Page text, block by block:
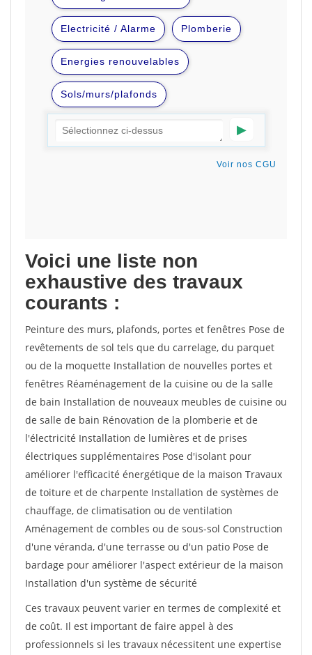
Voici une liste non
exhaustive des travaux
courants :
Peinture des murs, plafonds, portes et fenêtres Pose de
revêtements de sol tels que du carrelage, du parquet
ou de la moquette Installation de nouvelles portes et
fenêtres Réaménagement de la cuisine ou de la salle
de bain Installation de nouveaux meubles de cuisine ou
de salle de bain Rénovation de la plomberie et de
l'électricité Installation de lumières et de prises
électriques supplémentaires Pose d'isolant pour
améliorer l'efficacité énergétique de la maison Travaux
de toiture et de charpente Installation de systèmes de
chauffage, de climatisation ou de ventilation
Aménagement de combles ou de sous-sol Construction
d'une véranda, d'une terrasse ou d'un patio Pose de
bardage pour améliorer l'aspect extérieur de la maison
Installation d'un système de sécurité
Ces travaux peuvent varier en termes de complexité et
de coût. Il est important de faire appel à des
professionnels si les travaux nécessitent une expertise